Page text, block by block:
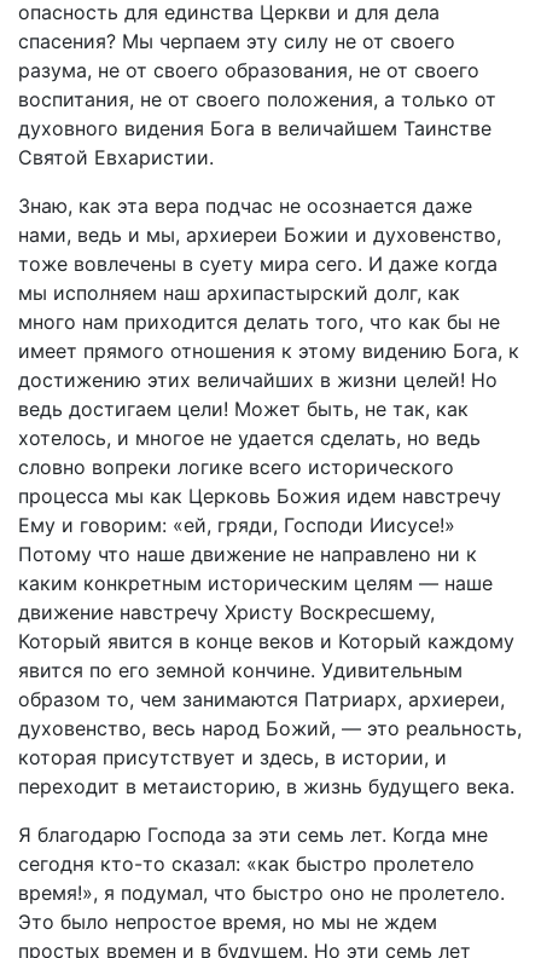
опасность для единства Церкви и для дела
спасения? Мы черпаем эту силу не от своего
разума, не от своего образования, не от своего
воспитания, не от своего положения, а только от
духовного видения Бога в величайшем Таинстве
Святой Евхаристии.
Знаю, как эта вера подчас не осознается даже
нами, ведь и мы, архиереи Божии и духовенство,
тоже вовлечены в суету мира сего. И даже когда
мы исполняем наш архипастырский долг, как
много нам приходится делать того, что как бы не
имеет прямого отношения к этому видению Бога, к
достижению этих величайших в жизни целей! Но
ведь достигаем цели! Может быть, не так, как
хотелось, и многое не удается сделать, но ведь
словно вопреки логике всего исторического
процесса мы как Церковь Божия идем навстречу
Ему и говорим: «ей, гряди, Господи Иисусе!»
Потому что наше движение не направлено ни к
каким конкретным историческим целям — наше
движение навстречу Христу Воскресшему,
Который явится в конце веков и Который каждому
явится по его земной кончине. Удивительным
образом то, чем занимаются Патриарх, архиереи,
духовенство, весь народ Божий, — это реальность,
которая присутствует и здесь, в истории, и
переходит в метаисторию, в жизнь будущего века.
Я благодарю Господа за эти семь лет. Когда мне
сегодня кто-то сказал: «как быстро пролетело
время!», я подумал, что быстро оно не пролетело.
Это было непростое время, но мы не ждем
простых времен и в будущем. Но эти семь лет